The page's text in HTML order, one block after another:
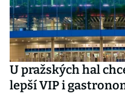
U pražských hal
lepší VIP i